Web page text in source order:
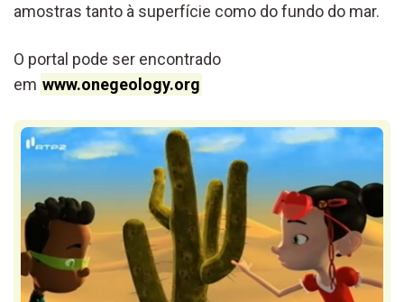
amostras tanto à superfície como do fundo do mar.
O portal pode ser encontrado
em www.onegeology.org